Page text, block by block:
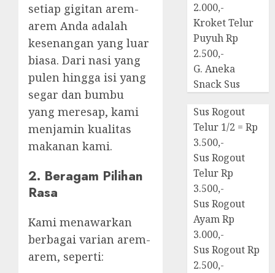
setiap gigitan arem-
arem Anda adalah
kesenangan yang luar
biasa. Dari nasi yang
pulen hingga isi yang
segar dan bumbu
yang meresap, kami
menjamin kualitas
makanan kami.
2. Beragam Pilihan
Rasa
Kami menawarkan
berbagai varian arem-
arem, seperti:
2.000,-
Kroket Telur
Puyuh Rp
2.500,-
G. Aneka
Snack Sus
Sus Rogout
Telur 1/2 = Rp
3.500,-
Sus Rogout
Telur Rp
3.500,-
Sus Rogout
Ayam Rp
3.000,-
Sus Rogout Rp
2.500,-